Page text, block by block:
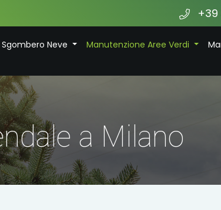
Sgombero Neve Manutenzione Aree Verdi
a Milano